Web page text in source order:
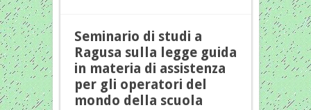
Seminario di studi a
Ragusa sulla legge guida
in materia di assistenza
per gli operatori del
mondo della scuola